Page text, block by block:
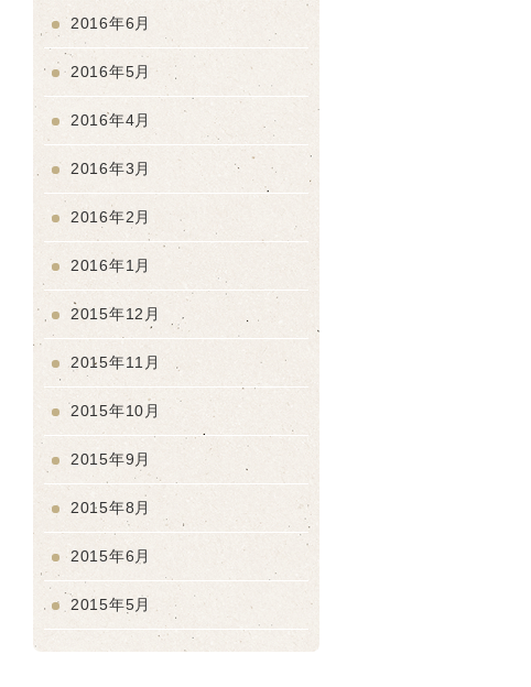
2016年6月
2016年5月
2016年4月
2016年3月
2016年2月
2016年1月
2015年12月
2015年11月
2015年10月
2015年9月
2015年8月
2015年6月
2015年5月